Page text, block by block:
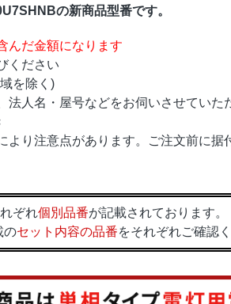
の新商品型番です。
んだ金額になります
ください
を除く)
法人名・屋号などをお伺いさせていた
より注意点があります。ご注文前に据
ぞれ個別品番が記載されております
のセット内容の品番をそれぞれご確認く